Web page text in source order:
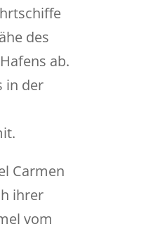
des
ab.
in der
Carmen
ihrer
vom